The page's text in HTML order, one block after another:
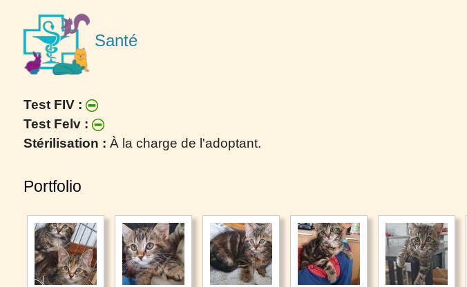
Santé
Test FIV :
Test Felv :
Stérilisation : À la charge de l'adoptant.
Portfolio